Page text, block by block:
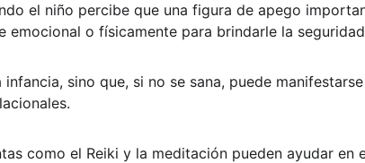
el niño percibe que una figura de apego
emocional o físicamente para brindarle la
sino que, si no se sana, puede
como el Reiki y la meditación pueden ayudar en